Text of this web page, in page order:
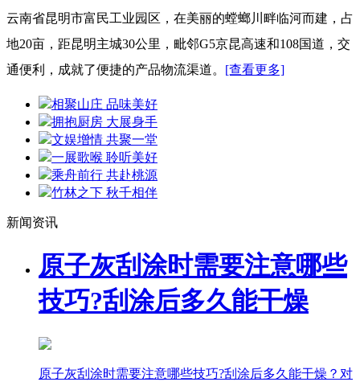
云南省昆明市富民工业园区，在美丽的螳螂川畔临河而建，占
地20亩，距昆明主城30公里，毗邻G5京昆高速和108国道，交
通便利，成就了便捷的产品物流渠道。 [查看更多]
相聚山庄 品味美好
拥抱厨房 大展身手
文娱增情 共聚一堂
一展歌喉 聆听美好
乘舟前行 共赴桃源
竹林之下 秋千相伴
新闻资讯
原子灰刮涂时需要注意哪些
技巧?刮涂后多久能干燥
原子灰刮涂时需要注意哪些技巧?刮涂后多久能干燥？对